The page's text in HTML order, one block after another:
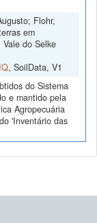
Flohr,
em
Vale do Selke
, SoilData, V1
do Sistema
e mantido pela
Agropecuária
'Inventário das